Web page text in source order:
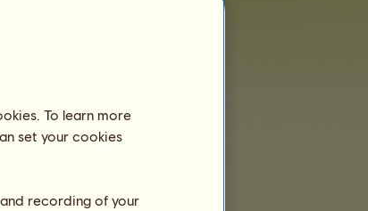
Weiße Dame Echidna
To learn more
set your cookies
recording of your